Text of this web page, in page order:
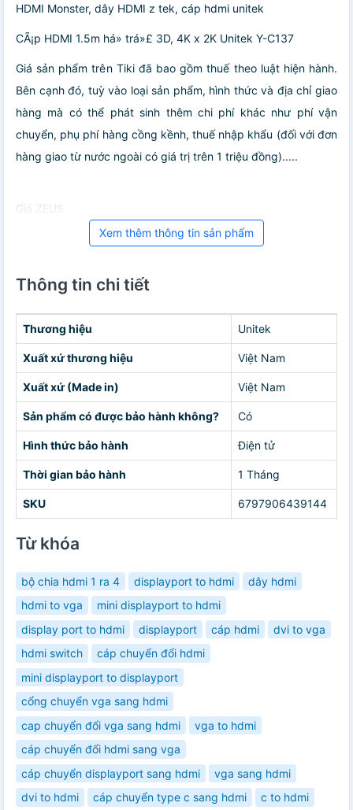
HDMI Monster, dây HDMI z tek, cáp hdmi unitek
CÃ¡p HDMI 1.5m há» trá»£ 3D, 4K x 2K Unitek Y-C137
Giá sản phẩm trên Tiki đã bao gồm thuế theo luật hiện hành.
Bên cạnh đó, tuỳ vào loại sản phẩm, hình thức và địa chỉ giao
hàng mà có thể phát sinh thêm chi phí khác như phí vận
chuyển, phụ phí hàng cồng kềnh, thuế nhập khẩu (đối với đơn
hàng giao từ nước ngoài có giá trị trên 1 triệu đồng).....
Giá ZEUS
Xem thêm thông tin sản phẩm
Thông tin chi tiết
Thương hiệu Unitek
Xuất xứ thương hiệu Việt Nam
Xuất xứ (Made in) Việt Nam
Sản phẩm có được bảo hành không? Có
Hình thức bảo hành Điện tử
Thời gian bảo hành 1 Tháng
SKU 6797906439144
Từ khóa
bộ chia hdmi 1 ra 4 displayport to hdmi
dây hdmi
hdmi to vga
mini displayport to hdmi
display port to hdmi
displayport cáp hdmi
dvi to vga
hdmi switch
cáp chuyển đổi hdmi
mini displayport to displayport
cổng chuyển vga sang hdmi
cap chuyển đổi vga sang hdmi
vga to hdmi
cáp chuyển đổi hdmi sang vga
cáp chuyển displayport sang hdmi
vga sang hdmi
dvi to hdmi
cáp chuyển type c sang hdmi
c to hdmi